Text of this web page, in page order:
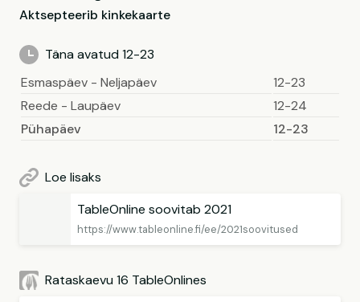
Aktsepteerib kinkekaarte
Täna avatud 12-23
Esmaspäev - Neljapäev
12-23
Reede - Laupäev
12-24
Pühapäev
12-23
Loe lisaks
TableOnline soovitab 2021
https://www.tableonline.fi/ee/2021soovitused
Rataskaevu 16 TableOnlines